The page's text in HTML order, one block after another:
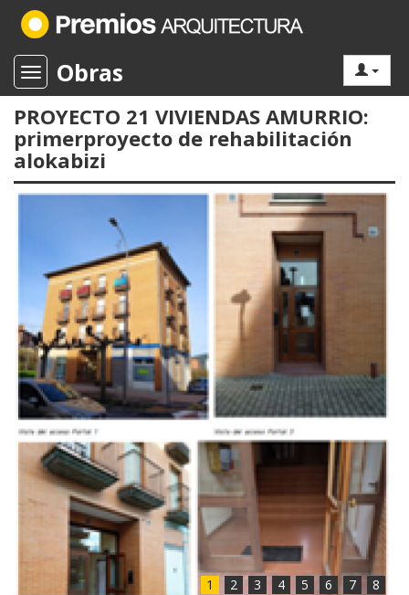
Toggle navigation
Obras
PROYECTO 21 VIVIENDAS AMURRIO:
primerproyecto de rehabilitación
alokabizi
1 2 3 4 5 6 7 8